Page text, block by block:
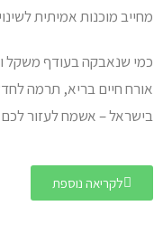
מחייב מוכנות אמיתית
כמי שנאבקה בעודף משקל
אורח חיים בריא, תרמה
בישראל – אשמח לעזור
לקריאה נוספת